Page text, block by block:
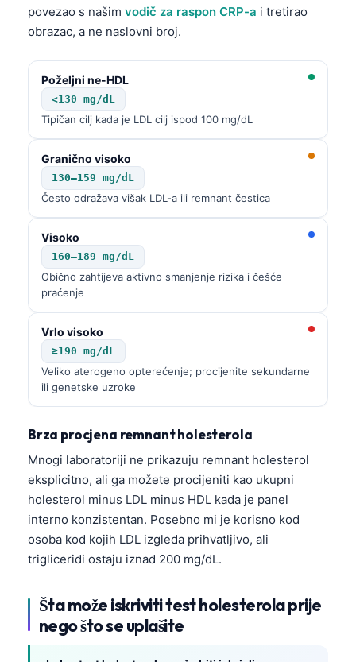
povezao s našim vodič za raspon CRP-a i tretirao
obrazac, a ne naslovni broj.
Poželjni ne-HDL
<130 mg/dL
Tipičan cilj kada je LDL cilj ispod 100 mg/dL
Granično visoko
130–159 mg/dL
Često odražava višak LDL-a ili remnant čestica
Visoko
160–189 mg/dL
Obično zahtijeva aktivno smanjenje rizika i češće
praćenje
Vrlo visoko
≥190 mg/dL
Veliko aterogeno opterećenje; procijenite sekundarne
ili genetske uzroke
Brza procjena remnant holesterola
Mnogi laboratoriji ne prikazuju remnant holesterol
eksplicitno, ali ga možete procijeniti kao ukupni
holesterol minus LDL minus HDL kada je panel
interno konzistentan. Posebno mi je korisno kod
osoba kod kojih LDL izgleda prihvatljivo, ali
trigliceridi ostaju iznad 200 mg/dL.
Šta može iskriviti test holesterola prije
nego što se uplašite
Kiswahili
አማርኛ
O‘zbekcha
Català
Қазақ тілі
Suomi
Hrvatski
Slovenčina
كوردی‎
پښتو
سنڌي
සිංහල
অসমীয়া
Galego
Latviešu valoda
Македонски јазик
Euskara
Gàidhlig
Occitan
العربية المغربية
Afrikaans
Монгол
ພາສາລາວ
Basa Jawa